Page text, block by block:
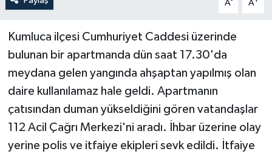
A A
Kumluca ilçesi Cumhuriyet Caddesi üzerinde
bulunan bir apartmanda dün saat 17.30'da
meydana gelen yangında ahşaptan yapılmış olan
daire kullanılamaz hale geldi. Apartmanın
çatısından duman yükseldiğini gören vatandaşlar
112 Acil Çağrı Merkezi'ni aradı. İhbar üzerine olay
yerine polis ve itfaiye ekipleri sevk edildi. İtfaiye
Siyaset
Spor